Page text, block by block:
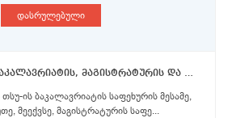
დასრულებული
კონკურსი თსუ-ის ბაკალავრიატის, მაგისტრატურის და დოქტორანტურის საფეხურის სტუდენტებისთვის ორმხრივი საუნივერსიტეტო თანამშრომლობის ფარგლებში, თსუ-ს ინგლისურენოვანი გაცვლითი პროგრამის სტიპენდიების მოსაპოვებლად
ის ბაკალავრიატის საფეხურის მესამე,
მეექვსე, მაგისტრატურის საფე...